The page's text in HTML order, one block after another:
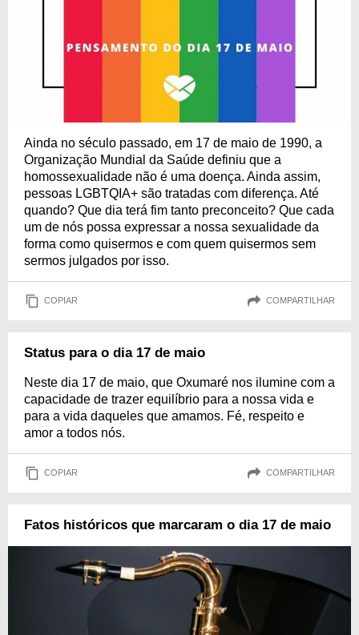
Ainda no século passado, em 17 de maio de 1990, a
Organização Mundial da Saúde definiu que a
homossexualidade não é uma doença. Ainda assim,
pessoas LGBTQIA+ são tratadas com diferença. Até
quando? Que dia terá fim tanto preconceito? Que cada
um de nós possa expressar a nossa sexualidade da
forma como quisermos e com quem quisermos sem
sermos julgados por isso.
COPIAR COMPARTILHAR
Status para o dia 17 de maio
Neste dia 17 de maio, que Oxumaré nos ilumine com a
capacidade de trazer equilíbrio para a nossa vida e
para a vida daqueles que amamos. Fé, respeito e
amor a todos nós.
COPIAR COMPARTILHAR
Fatos históricos que marcaram o dia 17 de maio